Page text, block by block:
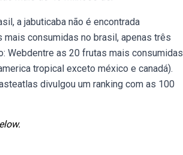
a jabuticaba não é encontrada
consumidas no brasil, apenas três
Webdentre as 20 frutas mais consumidas
tropical exceto méxico e canadá).
divulgou um ranking com as 100